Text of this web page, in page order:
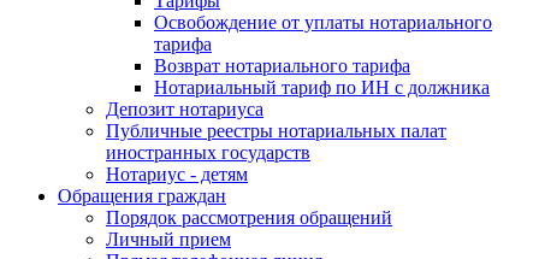
Освобождение от уплаты нотариального
тарифа
Возврат нотариального тарифа
Нотариальный тариф по ИН с должника
Депозит нотариуса
Публичные реестры нотариальных палат
иностранных государств
Нотариус - детям
Обращения граждан
Порядок рассмотрения обращений
Личный прием